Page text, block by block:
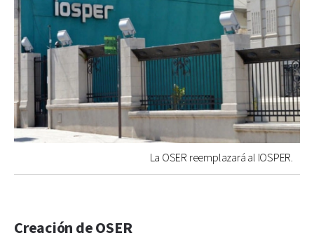
La OSER reemplazará al IOSPER.
Creación de OSER